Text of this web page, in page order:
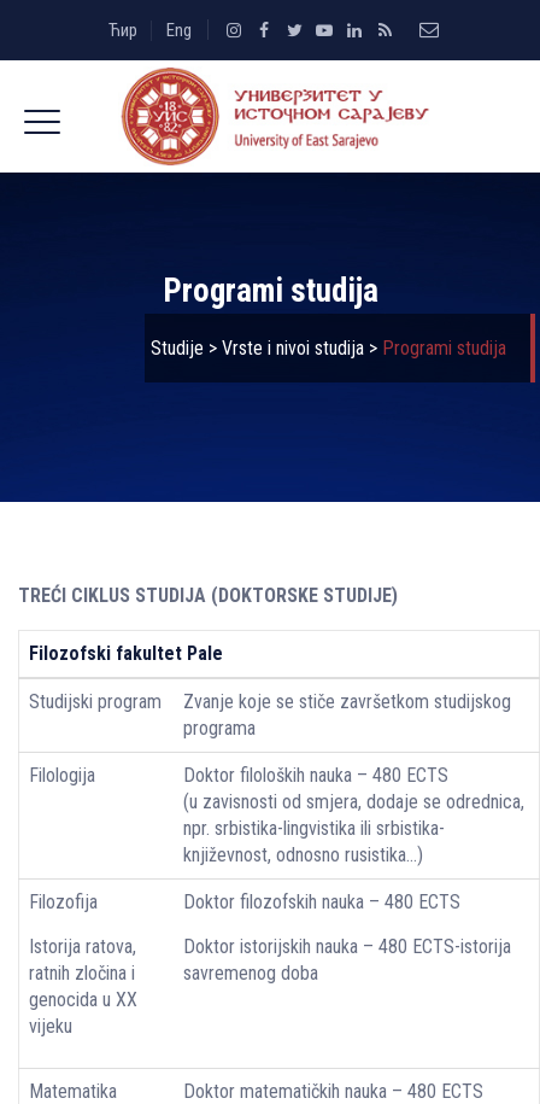
Ћир Eng
Programi studija
Studije > Vrste i nivoi studija> Programi studija
TREĆI CIKLUS STUDIJA (DOKTORSKE STUDIJE)
Filozofski fakultet Pale
Studijski program
Zvanje koje se stiče završetkom studijskog
programa
Filologija
Doktor filoloških nauka – 480 ECTS
(u zavisnosti od smjera, dodaje se odrednica,
npr. srbistika-lingvistika ili srbistika-
književnost, odnosno rusistika…)
Filozofija
Istorija ratova,
ratnih zločina i
genocida u XX
vijeku
Doktor filozofskih nauka – 480 ECTS
Doktor istorijskih nauka – 480 ECTS-istorija
savremenog doba
Matematika Doktor matematičkih nauka – 480 ECTS